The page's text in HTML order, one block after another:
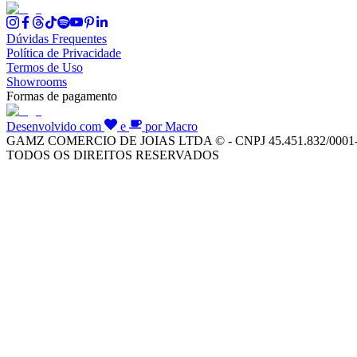
Dúvidas Frequentes
Política de Privacidade
Termos de Uso
Showrooms
Formas de pagamento
Desenvolvido com e
por Macro
GAMZ COMERCIO DE JOIAS LTDA © - CNPJ 45.451.832/
TODOS OS DIREITOS RESERVADOS